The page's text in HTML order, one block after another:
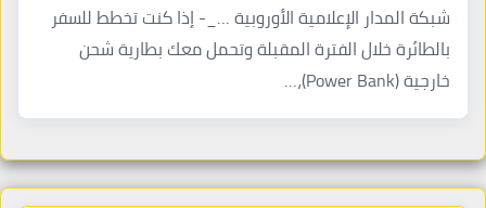
شبكة المدار الإعلامية الأوروبية …_- إذا كنت تخطط للسفر
بالطائرة خلال الفترة المقبلة وتحمل معك بطارية شحن
خارجية (Power Bank)،…